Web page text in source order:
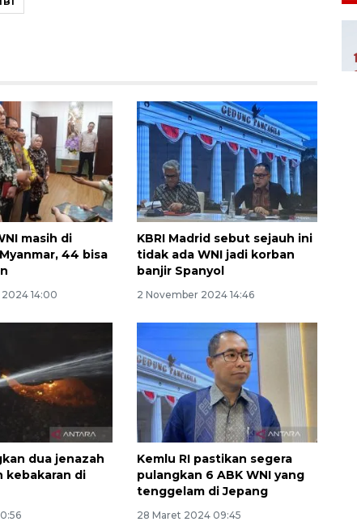
masih di
44 bisa
14:00
KBRI Madrid sebut sejauh ini
tidak ada WNI jadi korban
banjir Spanyol
2 November 2024 14:46
dua jenazah
kebakaran di
Kemlu RI pastikan segera
pulangkan 6 ABK WNI yang
tenggelam di Jepang
28 Maret 2024 09:45
Ekonomi triwulan II-2026
tumbuh 5,29 persen
2026-08-06 18:45:00